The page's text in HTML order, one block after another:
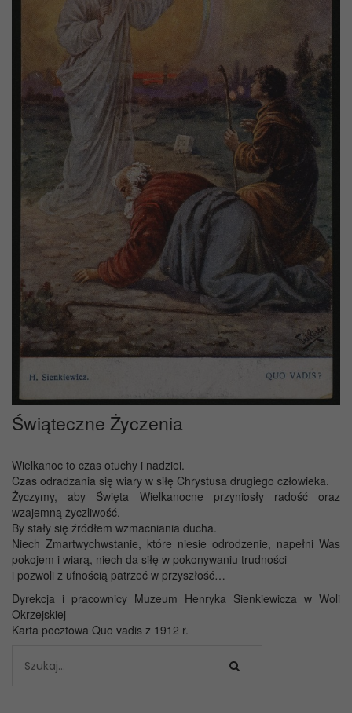
Świąteczne Życzenia
Wielkanoc to czas otuchy i nadziei.
Czas odradzania się wiary w siłę Chrystusa drugiego człowieka.
Życzymy, aby Święta Wielkanocne przyniosły radość oraz
wzajemną życzliwość.
By stały się źródłem wzmacniania ducha.
Niech Zmartwychwstanie, które niesie odrodzenie, napełni Was
pokojem i wiarą, niech da siłę w pokonywaniu trudności
i pozwoli z ufnością patrzeć w przyszłość…
Dyrekcja i pracownicy Muzeum Henryka Sienkiewicza w Woli
Okrzejskiej
Karta pocztowa Quo vadis z 1912 r.